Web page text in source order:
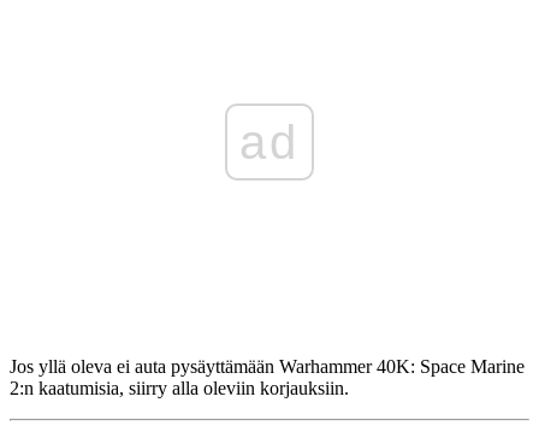
ad
Jos yllä oleva ei auta pysäyttämään Warhammer 40K: Space Marine
2:n kaatumisia, siirry alla oleviin korjauksiin.